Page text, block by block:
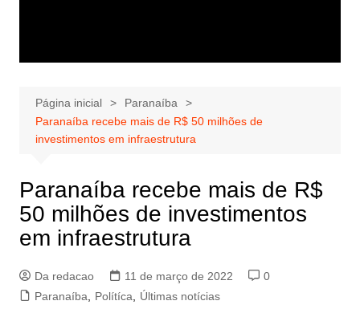
Página inicial
Paranaíba
Paranaíba recebe mais de R$ 50 milhões de
investimentos em infraestrutura
Paranaíba recebe mais de R$
50 milhões de investimentos
em infraestrutura
Da redacao 11 de março de 2022
0
Paranaíba
Polítíca Últimas notícias